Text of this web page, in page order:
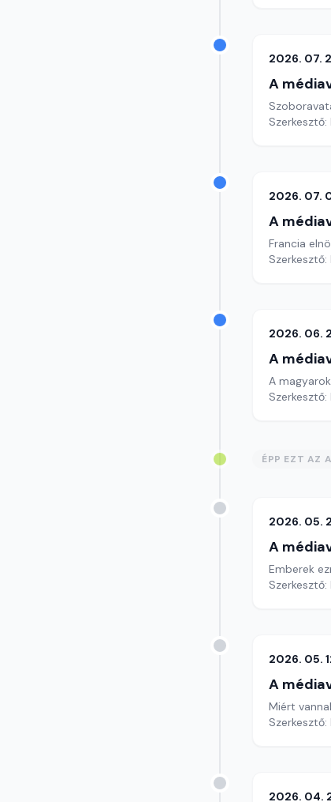
2026. 07.
A
Szerkesztő:
2026. 07.
A
Francia
Szerkesztő:
2026. 06.
A
A
Szerkesztő:
ÉPP EZT AZ
2026. 05.
A
Emberek
Szerkesztő:
2026. 05.
A
Miért
Szerkesztő:
2026. 04.